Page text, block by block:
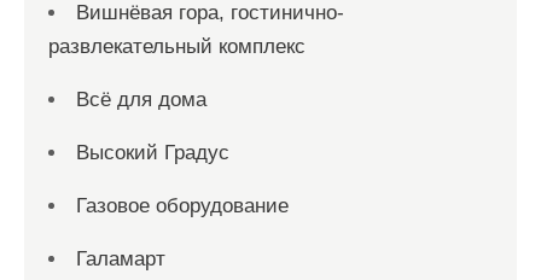
Вишнёвая гора, гостинично-
развлекательный комплекс
Всё для дома
Высокий Градус
Газовое оборудование
Галамарт